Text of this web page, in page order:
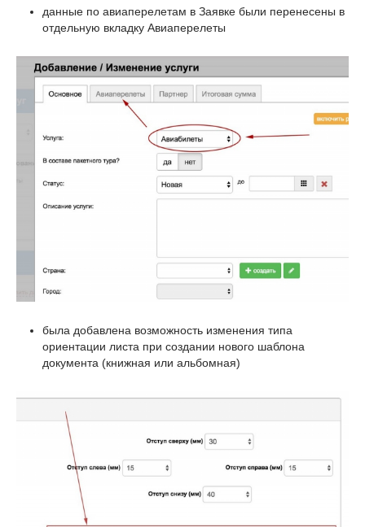
данные по авиаперелетам в Заявке были перенесены в
отдельную вкладку Авиаперелеты
была добавлена возможность изменения типа
ориентации листа при создании нового шаблона
документа (книжная или альбомная)